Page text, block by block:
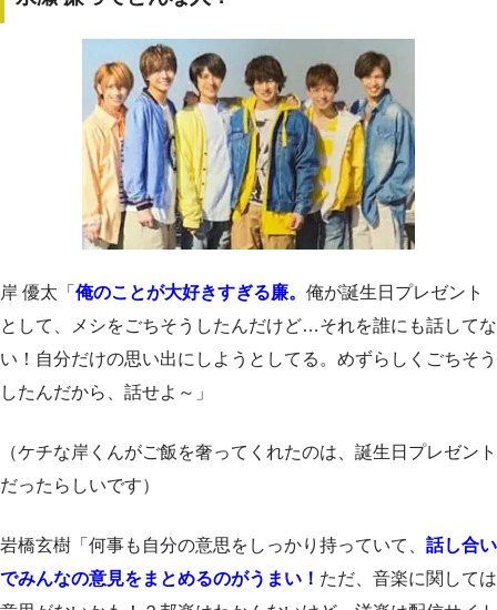
岸 優太「 俺のことが大好きすぎる廉。 俺が誕生日プレゼント
として、メシをごちそうしたんだけど…それを誰にも話してな
い！自分だけの思い出にしようとしてる。めずらしくごちそう
したんだから、話せよ～」
（ケチな岸くんがご飯を奢ってくれたのは、誕生日プレゼント
だったらしいです）
岩橋玄樹「何事も自分の意思をしっかり持っていて、 話し合い
でみんなの意見をまとめるのがうまい！ ただ、音楽に関しては